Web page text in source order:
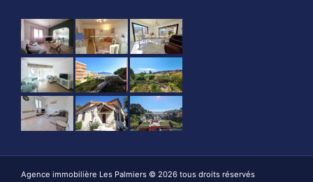
Agence immobilière Les Palmiers © 2026 tous droits réservés